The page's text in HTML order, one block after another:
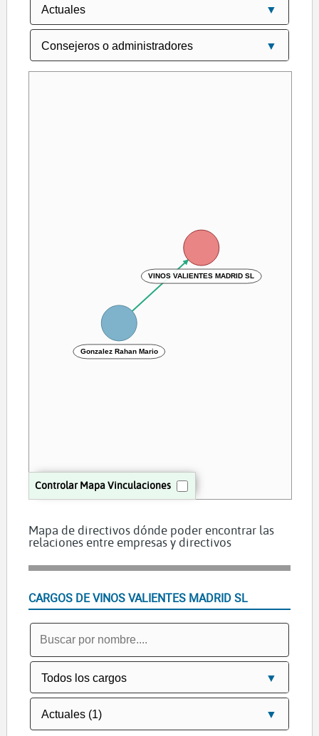
Controlar Mapa Vinculaciones
VINOS VALIENTES MADRID SL
Gonzalez Rahan Mario
Mapa de directivos dónde poder encontrar las
relaciones entre empresas y directivos
CARGOS DE VINOS VALIENTES MADRID SL